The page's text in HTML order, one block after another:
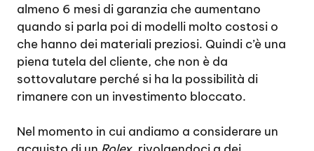
almeno 6 mesi di garanzia che aumentano
quando si parla poi di modelli molto costosi o
che hanno dei materiali preziosi. Quindi c’è una
piena tutela del cliente, che non è da
sottovalutare perché si ha la possibilità di
rimanere con un investimento bloccato.
Nel momento in cui andiamo a considerare un